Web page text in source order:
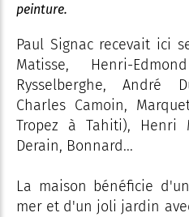
peinture.
Paul Signac recevait ici
Matisse, Henri-
Rysselberghe, André
Charles Camoin,
Tropez à Tahiti), Henri
Derain, Bonnard...
La maison bénéficie
mer et d'un joli jardin